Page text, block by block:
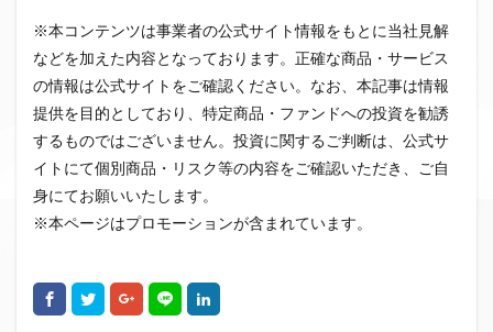
※本コンテンツは事業者の公式サイト情報をもとに当社見解
などを加えた内容となっております。正確な商品・サービス
の情報は公式サイトをご確認ください。なお、本記事は情報
提供を目的としており、特定商品・ファンドへの投資を勧誘
するものではございません。投資に関するご判断は、公式サ
イトにて個別商品・リスク等の内容をご確認いただき、ご自
身にてお願いいたします。
※本ページはプロモーションが含まれています。